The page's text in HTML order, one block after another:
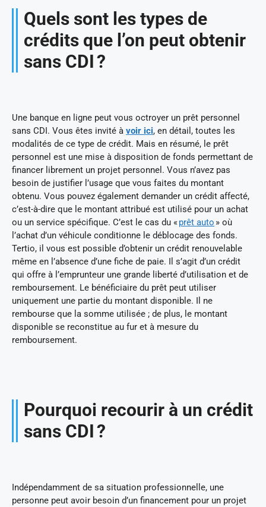
Quels sont les types de
crédits que l’on peut obtenir
sans CDI ?
Une banque en ligne peut vous octroyer un prêt personnel
sans CDI. Vous êtes invité à voir ici, en détail, toutes les
modalités de ce type de crédit. Mais en résumé, le prêt
personnel est une mise à disposition de fonds permettant de
financer librement un projet personnel. Vous n’avez pas
besoin de justifier l’usage que vous faites du montant
obtenu. Vous pouvez également demander un crédit affecté,
c’est-à-dire que le montant attribué est utilisé pour un achat
ou un service spécifique. C’est le cas du « prêt auto » où
l’achat d’un véhicule conditionne le déblocage des fonds.
Tertio, il vous est possible d’obtenir un crédit renouvelable
même en l’absence d’une fiche de paie. Il s’agit d’un crédit
qui offre à l’emprunteur une grande liberté d’utilisation et de
remboursement. Le bénéficiaire du prêt peut utiliser
uniquement une partie du montant disponible. Il ne
rembourse que la somme utilisée ; de plus, le montant
disponible se reconstitue au fur et à mesure du
remboursement.
Pourquoi recourir à un crédit
sans CDI ?
Indépendamment de sa situation professionnelle, une
personne peut avoir besoin d’un financement pour un projet